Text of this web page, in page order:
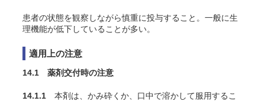
患者の状態を観察しながら慎重に投与すること。一般に生
理機能が低下していることが多い。
適用上の注意
14.1 薬剤交付時の注意
14.1.1 本剤は、かみ砕くか、口中で溶かして服用するこ